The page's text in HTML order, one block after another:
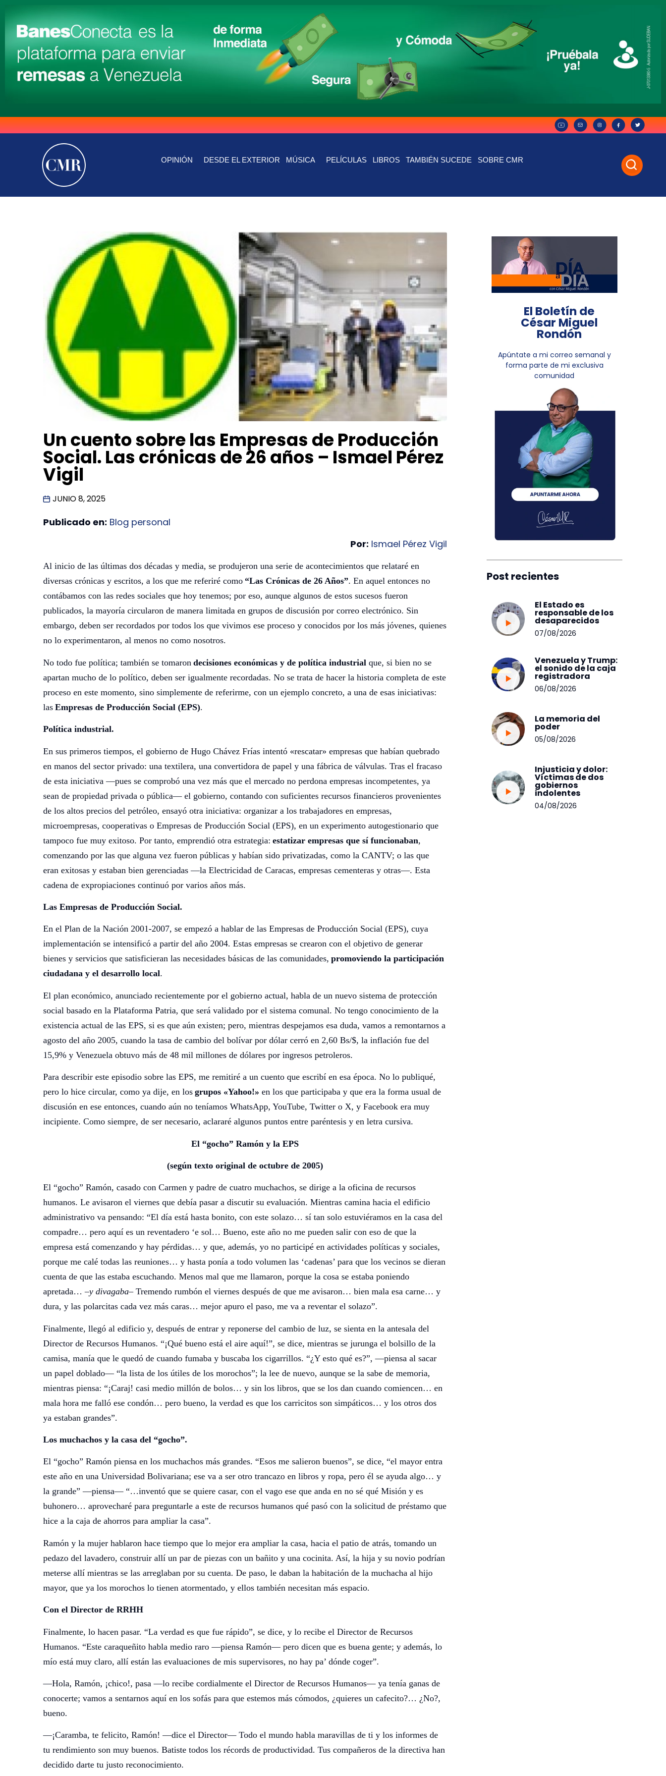
OPINIÓN DESDE EL EXTERIOR MÚSICA PELÍCULAS LIBROS TAMBIÉN SUCEDE SOBRE CMR
Un cuento sobre las Empresas de Producción
Social. Las crónicas de 26 años – Ismael Pérez
Vigil
JUNIO 8, 2025
Publicado en: Blog personal
Por: Ismael Pérez Vigil
Al inicio de las últimas dos décadas y media, se produjeron una serie de acontecimientos que relataré en
diversas crónicas y escritos, a los que me referiré como “Las Crónicas de 26 Años”. En aquel entonces no
contábamos con las redes sociales que hoy tenemos; por eso, aunque algunos de estos sucesos fueron
publicados, la mayoría circularon de manera limitada en grupos de discusión por correo electrónico. Sin
embargo, deben ser recordados por todos los que vivimos ese proceso y conocidos por los más jóvenes, quienes
no lo experimentaron, al menos no como nosotros.
No todo fue política; también se tomaron decisiones económicas y de política industrial que, si bien no se
apartan mucho de lo político, deben ser igualmente recordadas. No se trata de hacer la historia completa de este
proceso en este momento, sino simplemente de referirme, con un ejemplo concreto, a una de esas iniciativas:
las Empresas de Producción Social (EPS).
Política industrial.
En sus primeros tiempos, el gobierno de Hugo Chávez Frías intentó «rescatar» empresas que habían quebrado
en manos del sector privado: una textilera, una convertidora de papel y una fábrica de válvulas. Tras el fracaso
de esta iniciativa —pues se comprobó una vez más que el mercado no perdona empresas incompetentes, ya
sean de propiedad privada o pública— el gobierno, contando con suficientes recursos financieros provenientes
de los altos precios del petróleo, ensayó otra iniciativa: organizar a los trabajadores en empresas,
microempresas, cooperativas o Empresas de Producción Social (EPS), en un experimento autogestionario que
tampoco fue muy exitoso. Por tanto, emprendió otra estrategia: estatizar empresas que sí funcionaban,
comenzando por las que alguna vez fueron públicas y habían sido privatizadas, como la CANTV; o las que
eran exitosas y estaban bien gerenciadas —la Electricidad de Caracas, empresas cementeras y otras—. Esta
cadena de expropiaciones continuó por varios años más.
Las Empresas de Producción Social.
En el Plan de la Nación 2001-2007, se empezó a hablar de las Empresas de Producción Social (EPS), cuya
implementación se intensificó a partir del año 2004. Estas empresas se crearon con el objetivo de generar
bienes y servicios que satisficieran las necesidades básicas de las comunidades, promoviendo la participación
ciudadana y el desarrollo local.
El plan económico, anunciado recientemente por el gobierno actual, habla de un nuevo sistema de protección
social basado en la Plataforma Patria, que será validado por el sistema comunal. No tengo conocimiento de la
existencia actual de las EPS, si es que aún existen; pero, mientras despejamos esa duda, vamos a remontarnos a
agosto del año 2005, cuando la tasa de cambio del bolívar por dólar cerró en 2,60 Bs/$, la inflación fue del
15,9% y Venezuela obtuvo más de 48 mil millones de dólares por ingresos petroleros.
Para describir este episodio sobre las EPS, me remitiré a un cuento que escribí en esa época. No lo publiqué,
pero lo hice circular, como ya dije, en los grupos «Yahoo!» en los que participaba y que era la forma usual de
discusión en ese entonces, cuando aún no teníamos WhatsApp, YouTube, Twitter o X, y Facebook era muy
incipiente. Como siempre, de ser necesario, aclararé algunos puntos entre paréntesis y en letra cursiva.
El “gocho” Ramón y la EPS
(según texto original de octubre de 2005)
El “gocho” Ramón, casado con Carmen y padre de cuatro muchachos, se dirige a la oficina de recursos
humanos. Le avisaron el viernes que debía pasar a discutir su evaluación. Mientras camina hacia el edificio
administrativo va pensando: “El día está hasta bonito, con este solazo… sí tan solo estuviéramos en la casa del
compadre… pero aquí es un reventadero ‘e sol… Bueno, este año no me pueden salir con eso de que la
empresa está comenzando y hay pérdidas… y que, además, yo no participé en actividades políticas y sociales,
porque me calé todas las reuniones… y hasta ponía a todo volumen las ‘cadenas’ para que los vecinos se dieran
cuenta de que las estaba escuchando. Menos mal que me llamaron, porque la cosa se estaba poniendo
apretada… –y divagaba– Tremendo rumbón el viernes después de que me avisaron… bien mala esa carne… y
dura, y las polarcitas cada vez más caras… mejor apuro el paso, me va a reventar el solazo”.
Finalmente, llegó al edificio y, después de entrar y reponerse del cambio de luz, se sienta en la antesala del
Director de Recursos Humanos. “¡Qué bueno está el aire aquí!”, se dice, mientras se jurunga el bolsillo de la
camisa, manía que le quedó de cuando fumaba y buscaba los cigarrillos. “¿Y esto qué es?”, —piensa al sacar
un papel doblado— “la lista de los útiles de los morochos”; la lee de nuevo, aunque se la sabe de memoria,
mientras piensa: “¡Caraj! casi medio millón de bolos… y sin los libros, que se los dan cuando comiencen… en
mala hora me falló ese condón… pero bueno, la verdad es que los carricitos son simpáticos… y los otros dos
ya estaban grandes”.
Los muchachos y la casa del “gocho”.
El “gocho” Ramón piensa en los muchachos más grandes. “Esos me salieron buenos”, se dice, “el mayor entra
este año en una Universidad Bolivariana; ese va a ser otro trancazo en libros y ropa, pero él se ayuda algo… y
la grande” —piensa— “…inventó que se quiere casar, con el vago ese que anda en no sé qué Misión y es
buhonero… aprovecharé para preguntarle a este de recursos humanos qué pasó con la solicitud de préstamo que
hice a la caja de ahorros para ampliar la casa”.
Ramón y la mujer hablaron hace tiempo que lo mejor era ampliar la casa, hacia el patio de atrás, tomando un
pedazo del lavadero, construir allí un par de piezas con un bañito y una cocinita. Así, la hija y su novio podrían
meterse allí mientras se las arreglaban por su cuenta. De paso, le daban la habitación de la muchacha al hijo
mayor, que ya los morochos lo tienen atormentado, y ellos también necesitan más espacio.
Con el Director de RRHH
Finalmente, lo hacen pasar. “La verdad es que fue rápido”, se dice, y lo recibe el Director de Recursos
Humanos. “Este caraqueñito habla medio raro —piensa Ramón— pero dicen que es buena gente; y además, lo
mío está muy claro, allí están las evaluaciones de mis supervisores, no hay pa’ dónde coger”.
—Hola, Ramón, ¡chico!, pasa —lo recibe cordialmente el Director de Recursos Humanos— ya tenía ganas de
conocerte; vamos a sentarnos aquí en los sofás para que estemos más cómodos, ¿quieres un cafecito?… ¿No?,
bueno.
—¡Caramba, te felicito, Ramón! —dice el Director— Todo el mundo habla maravillas de ti y los informes de
tu rendimiento son muy buenos. Batiste todos los récords de productividad. Tus compañeros de la directiva han
decidido darte tu justo reconocimiento.
El Boletín de
César Miguel
Rondón
Apúntate a mi correo semanal y
forma parte de mi exclusiva
comunidad
Post recientes
El Estado es
responsable de los
desaparecidos
07/08/2026
Venezuela y Trump:
el sonido de la caja
registradora
06/08/2026
La memoria del
poder
05/08/2026
Injusticia y dolor:
Víctimas de dos
gobiernos
indolentes
04/08/2026